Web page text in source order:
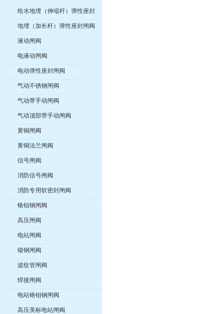
闸阀
给水地埋（伸缩杆）弹性座封
闸阀
地埋（加长杆）弹性座封闸阀
液动闸阀
电液动闸阀
电动弹性座封闸阀
气动不锈钢闸阀
气动带手动闸阀
气动顶部带手动闸阀
黄铜闸阀
黄铜法兰闸阀
信号闸阀
消防信号闸阀
消防专用软密封闸阀
铬钼钢闸阀
高压闸阀
电站闸阀
锻钢闸阀
波纹管闸阀
焊接闸阀
电站铬钼钢闸阀
高压美标电站闸阀